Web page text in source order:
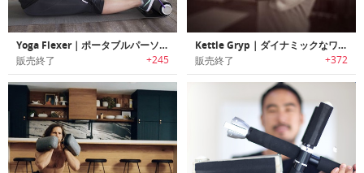
Yoga Flexer｜ポータブルパーソナルジムとしても利用可能なヨガマット「ヨガフレクサー」
販売終了 +245
Kettle Gryp｜ダイナミックなワークアウトを可能にするダンベル用アタッチメントグリップ「ケトルグリップ」
販売終了 +372